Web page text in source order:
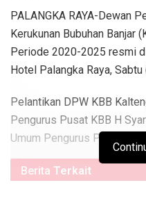
PALANGKA RAYA-Dewan
Kerukunan Bubuhan Banjar
Periode 2020-2025 resmi
Hotel Palangka Raya,
Pelantikan DPW KBB
Pengurus Pusat KBB H
Umum Pengurus Pusat KBB
Berita Terkait